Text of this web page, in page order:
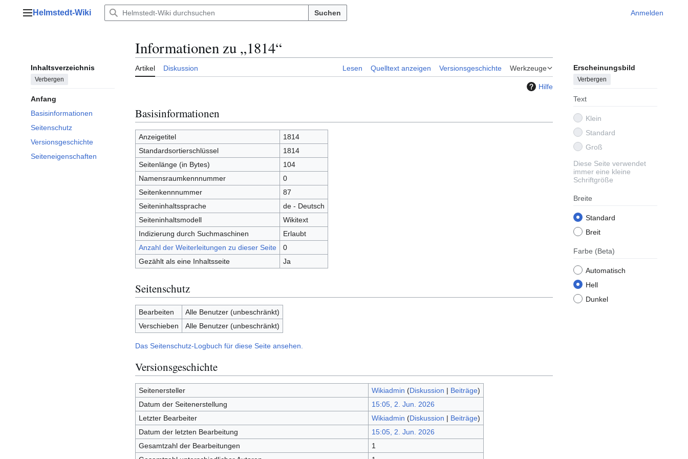
Hauptmenü
Helmstedt-Wiki Suchen Anmelden
Inhaltsverzeichnis
Verbergen
Anfang
Basisinformationen
Seitenschutz
Versionsgeschichte
Seiteneigenschaften
Informationen zu „1814“
Artikel Diskussion Lesen Quelltext anzeigen Versionsgeschichte Werkzeuge Erscheinungsbild
Verbergen
Text
Klein
Standard
Groß
Diese Seite verwendet
immer eine kleine
Schriftgröße
Breite
Standard
Breit
Farbe (Beta)
Automatisch
Hell
Dunkel
Hilfe
Basisinformationen
Anzeigetitel
1814
Standardsortierschlüssel
1814
Seitenlänge (in Bytes)
104
Namensraumkennnummer
0
Seitenkennnummer
87
Seiteninhaltssprache
de - Deutsch
Seiteninhaltsmodell
Wikitext
Indizierung durch Suchmaschinen
Erlaubt
Anzahl der Weiterleitungen zu dieser Seite
0
Gezählt als eine Inhaltsseite
Ja
Seitenschutz
Bearbeiten
Alle Benutzer (unbeschränkt)
Verschieben
Alle Benutzer (unbeschränkt)
Das Seitenschutz-Logbuch für diese Seite ansehen.
Versionsgeschichte
Seitenersteller Wikiadmin (Diskussion | Beiträge)
Datum der Seitenerstellung
15:05, 2. Jun. 2026
Letzter Bearbeiter
Wikiadmin (Diskussion | Beiträge)
Datum der letzten Bearbeitung
15:05, 2. Jun. 2026
Gesamtzahl der Bearbeitungen
1